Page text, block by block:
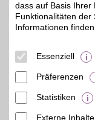
dass auf Basis Ihrer
Funktionalitäten der
Informationen
Essenziell
Präferenzen
Statistiken
Externe Inhalte